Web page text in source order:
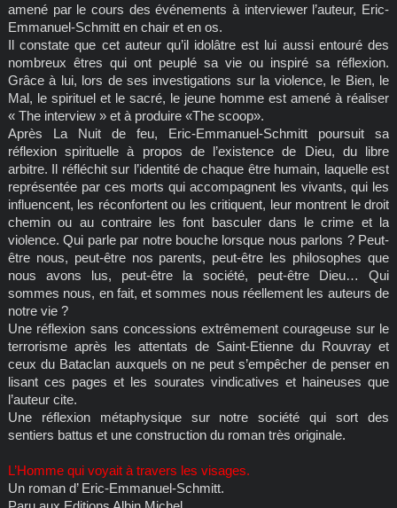
amené par le cours des événements à interviewer l’auteur, Eric-
Emmanuel-Schmitt en chair et en os.
Il constate que cet auteur qu’il idolâtre est lui aussi entouré des
nombreux êtres qui ont peuplé sa vie ou inspiré sa réflexion.
Grâce à lui, lors de ses investigations sur la violence, le Bien, le
Mal, le spirituel et le sacré, le jeune homme est amené à réaliser
« The interview » et à produire «The scoop».
Après La Nuit de feu, Eric-Emmanuel-Schmitt poursuit sa
réflexion spirituelle à propos de l’existence de Dieu, du libre
arbitre. Il réfléchit sur l’identité de chaque être humain, laquelle est
représentée par ces morts qui accompagnent les vivants, qui les
influencent, les réconfortent ou les critiquent, leur montrent le droit
chemin ou au contraire les font basculer dans le crime et la
violence. Qui parle par notre bouche lorsque nous parlons ? Peut-
être nous, peut-être nos parents, peut-être les philosophes que
nous avons lus, peut-être la société, peut-être Dieu… Qui
sommes nous, en fait, et sommes nous réellement les auteurs de
notre vie ?
Une réflexion sans concessions extrêmement courageuse sur le
terrorisme après les attentats de Saint-Etienne du Rouvray et
ceux du Bataclan auxquels on ne peut s’empêcher de penser en
lisant ces pages et les sourates vindicatives et haineuses que
l’auteur cite.
Une réflexion métaphysique sur notre société qui sort des
sentiers battus et une construction du roman très originale.
L’Homme qui voyait à travers les visages.
Un roman d’ Eric-Emmanuel-Schmitt.